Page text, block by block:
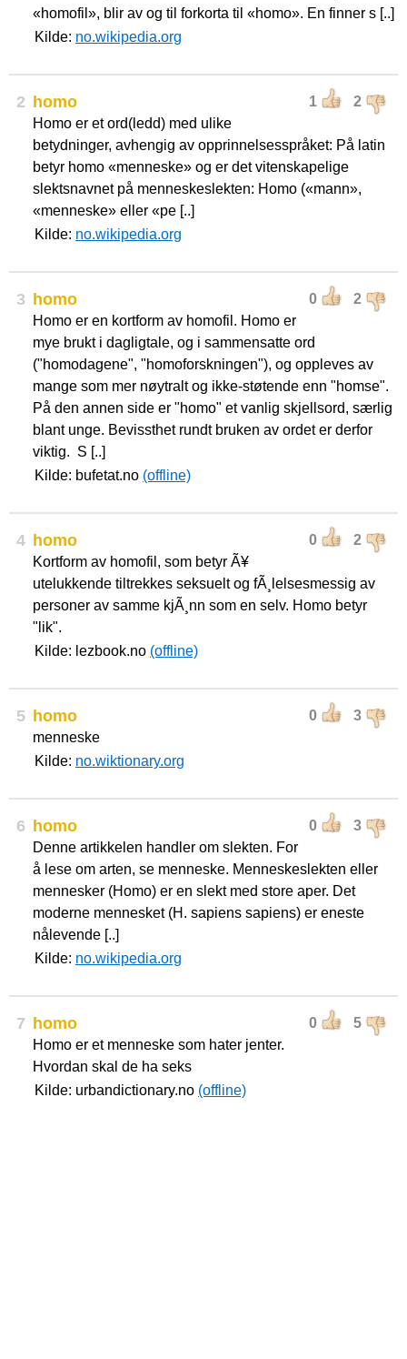
«homofil», blir av og til forkorta til «homo». En finner s [..]
Kilde: no.wikipedia.org
2 1 2
homo
Homo er et ord(ledd) med ulike
betydninger, avhengig av opprinnelsesspråket: På latin
betyr homo «menneske» og er det vitenskapelige
slektsnavnet på menneskeslekten: Homo («mann»,
«menneske» eller «pe [..]
Kilde: no.wikipedia.org
3 0 2
homo
Homo er en kortform av homofil. Homo er
mye brukt i dagligtale, og i sammensatte ord
("homodagene", "homoforskningen"), og oppleves av
mange som mer nøytralt og ikke-støtende enn "homse".
På den annen side er "homo" et vanlig skjellsord, særlig
blant unge. Bevissthet rundt bruken av ordet er derfor
viktig. S [..]
Kilde: bufetat.no (offline)
4 0 2
homo
Kortform av homofil, som betyr Ã¥
utelukkende tiltrekkes seksuelt og fÃ¸lelsesmessig av
personer av samme kjÃ¸nn som en selv. Homo betyr
"lik".
Kilde: lezbook.no (offline)
5 0 3
homo
menneske
Kilde: no.wiktionary.org
6 0 3
homo
Denne artikkelen handler om slekten. For
å lese om arten, se menneske. Menneskeslekten eller
mennesker (Homo) er en slekt med store aper. Det
moderne mennesket (H. sapiens sapiens) er eneste
nålevende [..]
Kilde: no.wikipedia.org
7 0 5
homo
Homo er et menneske som hater jenter.
Hvordan skal de ha seks
Kilde: urbandictionary.no (offline)